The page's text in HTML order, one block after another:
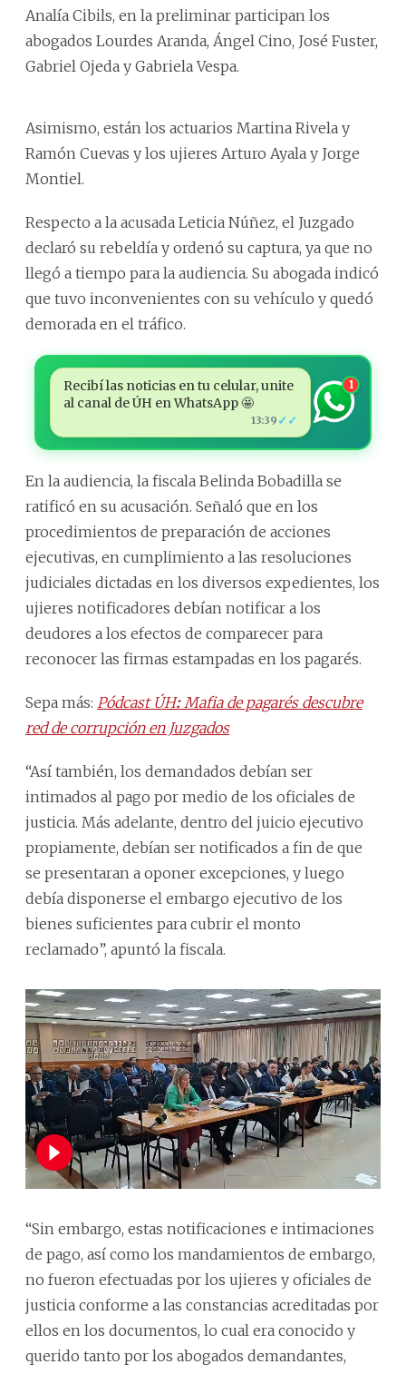
Analía Cibils, en la preliminar participan los
abogados Lourdes Aranda, Ángel Cino, José Fuster,
Gabriel Ojeda y Gabriela Vespa.
Asimismo, están los actuarios Martina Rivela y
Ramón Cuevas y los ujieres Arturo Ayala y Jorge
Montiel.
Respecto a la acusada Leticia Núñez, el Juzgado
declaró su rebeldía y ordenó su captura, ya que no
llegó a tiempo para la audiencia. Su abogada indicó
que tuvo inconvenientes con su vehículo y quedó
demorada en el tráfico.
Recibí las noticias en tu celular, unite
al canal de ÚH en WhatsApp 🤩
13:39 ✓✓
1
En la audiencia, la fiscala Belinda Bobadilla se
ratificó en su acusación. Señaló que en los
procedimientos de preparación de acciones
ejecutivas, en cumplimiento a las resoluciones
judiciales dictadas en los diversos expedientes, los
ujieres notificadores debían notificar a los
deudores a los efectos de comparecer para
reconocer las firmas estampadas en los pagarés.
Sepa más: Pódcast ÚH: Mafia de pagarés descubre
red de corrupción en Juzgados
“Así también, los demandados debían ser
intimados al pago por medio de los oficiales de
justicia. Más adelante, dentro del juicio ejecutivo
propiamente, debían ser notificados a fin de que
se presentaran a oponer excepciones, y luego
debía disponerse el embargo ejecutivo de los
bienes suficientes para cubrir el monto
reclamado”, apuntó la fiscala.
“Sin embargo, estas notificaciones e intimaciones
de pago, así como los mandamientos de embargo,
no fueron efectuadas por los ujieres y oficiales de
justicia conforme a las constancias acreditadas por
ellos en los documentos, lo cual era conocido y
querido tanto por los abogados demandantes,